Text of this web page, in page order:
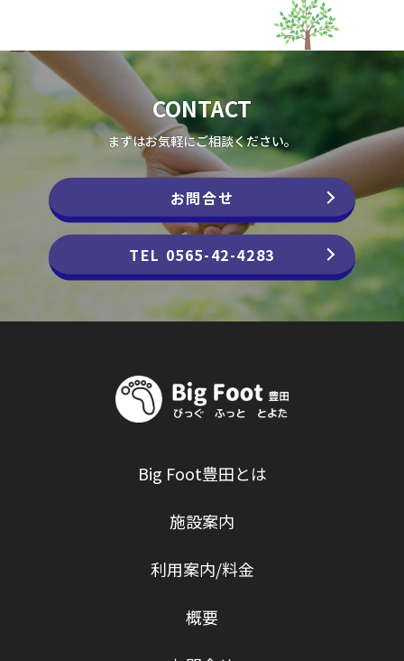
CONTACT
まずはお気軽にご相談ください。
お問合せ
TEL 0565-42-4283
Big Foot豊田とは
施設案内
利用案内/料金
概要